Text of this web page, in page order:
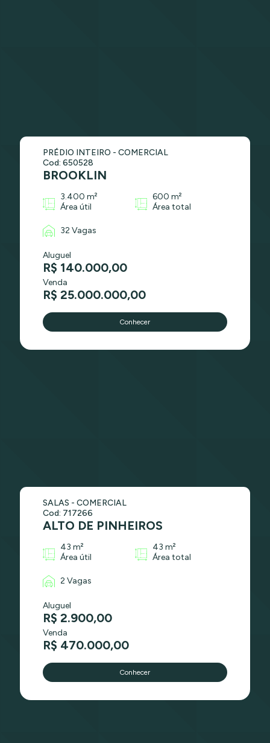
PRÉDIO INTEIRO - COMERCIAL
Cod: 650528
BROOKLIN
3.400 m²
Área útil
600 m²
Área total
32 Vagas
Aluguel
R$ 140.000,00
Venda
R$ 25.000.000,00
Conhecer
SALAS - COMERCIAL
Cod: 717266
ALTO DE PINHEIROS
43 m²
Área útil
43 m²
Área total
2 Vagas
Aluguel
R$ 2.900,00
Venda
R$ 470.000,00
Conhecer